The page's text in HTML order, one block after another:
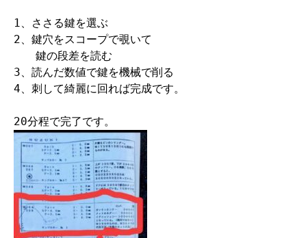
1、ささる鍵を選ぶ
2、鍵穴をスコープで覗いて
鍵の段差を読む
3、読んだ数値で鍵を機械で削る
4、刺して綺麗に回れば完成です。